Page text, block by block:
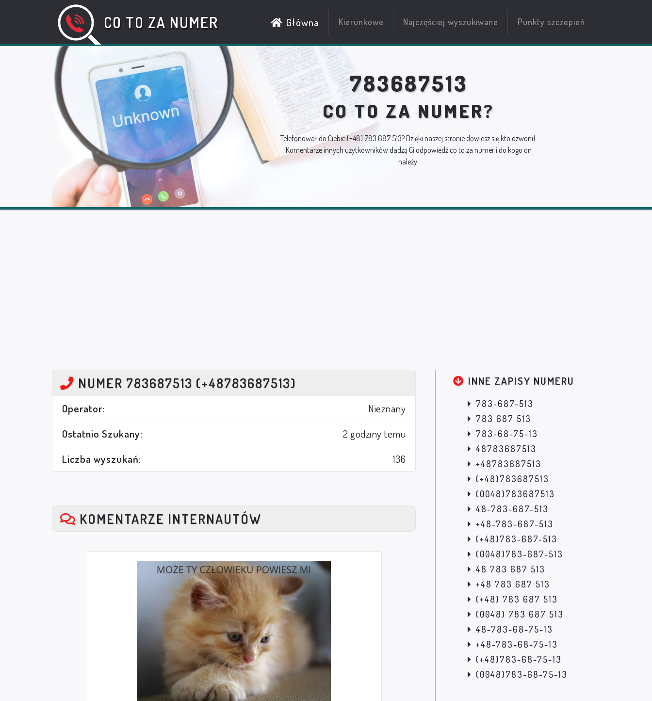
CO TO ZA NUMER Główna Kierunkowe Najczęściej wyszukiwane Punkty szczepień
783687513
CO TO ZA NUMER?
Telefonował do Ciebie(+48) 783 687 513? Dzięki naszej stronie dowiesz się kto dzwonił.
Komentarze innych użytkowników dadzą Ci odpowiedź co to za numer i do kogo on
należy.
NUMER 783687513 (+48783687513)
Operator:
Nieznany
Ostatnio Szukany:
2 godziny temu
Liczba wyszukań:
136
KOMENTARZE INTERNAUTÓW
INNE ZAPISY NUMERU
783-687-513
783 687 513
783-68-75-13
48783687513
+48783687513
(+48)783687513
(0048)783687513
48-783-687-513
+48-783-687-513
(+48)783-687-513
(0048)783-687-513
48 783 687 513
+48 783 687 513
(+48) 783 687 513
(0048) 783 687 513
48-783-68-75-13
+48-783-68-75-13
(+48)783-68-75-13
(0048)783-68-75-13